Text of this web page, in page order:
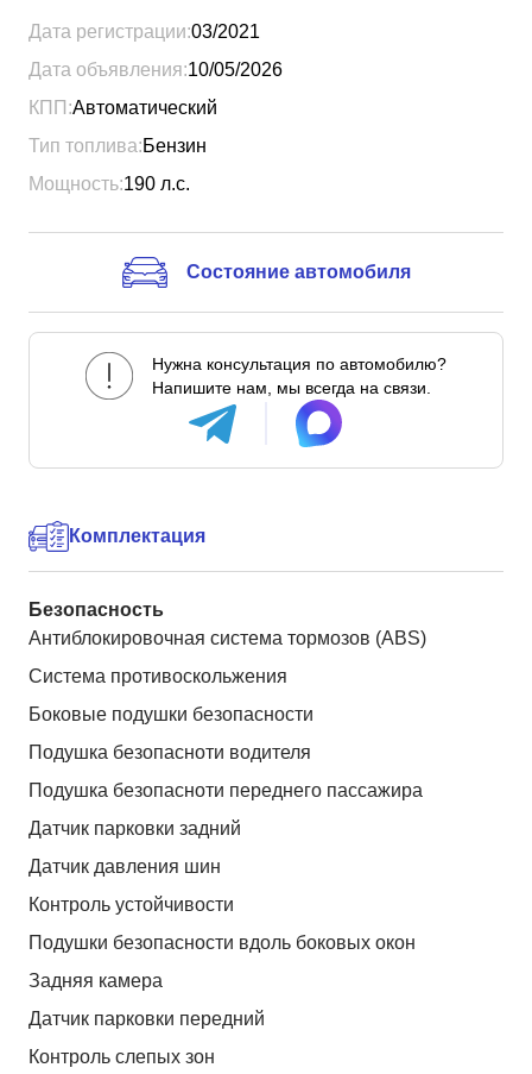
Дата регистрации:03/2021
Дата объявления:10/05/2026
КПП:Автоматический
Тип топлива:Бензин
Мощность:190 л.с.
Состояние автомобиля
Нужна консультация по автомобилю?
Напишите нам, мы всегда на связи.
Комплектация
Безопасность
Антиблокировочная система тормозов (ABS)
Система противоскольжения
Боковые подушки безопасности
Подушка безопасноти водителя
Подушка безопасноти переднего пассажира
Датчик парковки задний
Датчик давления шин
Контроль устойчивости
Подушки безопасности вдоль боковых окон
Задняя камера
Датчик парковки передний
Контроль слепых зон